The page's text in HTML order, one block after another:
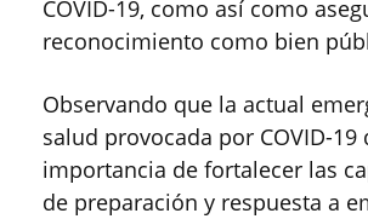
COVID-19, como así como
reconocimiento como bien
Observando que la actual
salud provocada por COVID-19
importancia de fortalecer las
de preparación y respuesta a